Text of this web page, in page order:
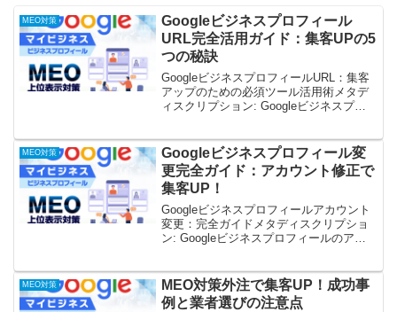
MEO対策
Googleビジネスプロフィール
URL完全活用ガイド：集客UPの5
つの秘訣
GoogleビジネスプロフィールURL：集客
アップのための必須ツール活用術メタデ
ィスクリプション: Googleビジネスプロ
GoogleビジネスプロフィールURLの重
要...
MEO対策
Googleビジネスプロフィール変
更完全ガイド：アカウント修正で
集客UP！
Googleビジネスプロフィールアカウント
変更：完全ガイドメタディスクリプショ
ン: Googleビジネスプロフィールのアカ
ら注意点、効果測定まで網羅。スムーズ
な変更とビ...
MEO対策
MEO対策外注で集客UP！成功事
例と業者選びの注意点